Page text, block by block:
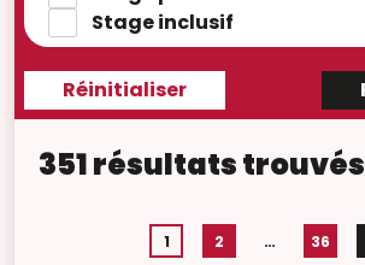
Stage inclusif
351 résultats trouvés
1 2 … 36